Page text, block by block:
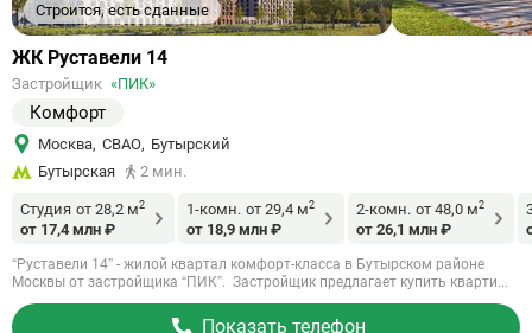
Строится, есть сданные
Ссылка
объект
ЖК Руставели 14
Застройщик «ПИК»
Комфорт
Москва, СВАО, Бутырский
Бутырская
2 мин.
Студия от 28,2 м2
от 17,4 млн ₽
1-комн. от 29,4 м2
от 18,9 млн ₽
2-комн. от 48,0 м2
от 26,1 млн ₽
“Руставели 14” - жилой квартал комфорт-класса в Бутырском районе
Москвы от застройщика “ПИК”. Застройщик предлагает купить кварти...
Показать телефон